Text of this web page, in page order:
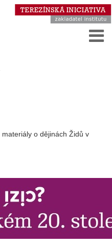
o dějinách Židů v